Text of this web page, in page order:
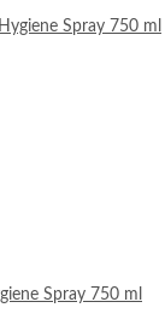
Spray 750 ml